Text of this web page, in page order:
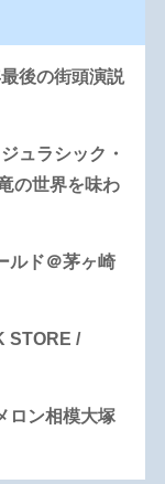
後の街頭演説
ュラシック・
の世界を味わ
ルド＠茅ヶ崎
STORE /
ロン相模大塚